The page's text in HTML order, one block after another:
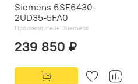
Siemens 6SE6430-
2UD35-5FA0
Производитель: Siemens
239 850 ₽